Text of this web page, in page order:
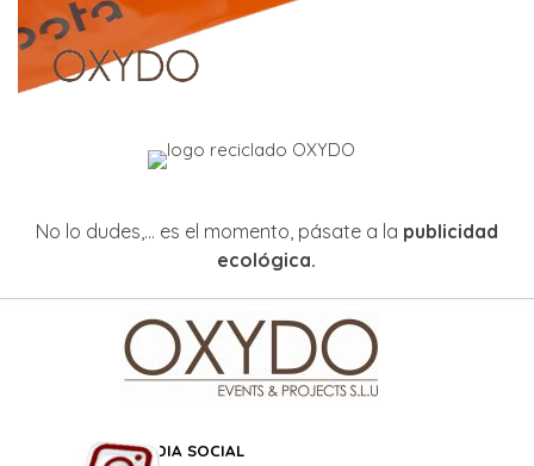
No lo dudes,... es el momento, pásate a la publicidad
ecológica.
REDES MEDIA SOCIAL